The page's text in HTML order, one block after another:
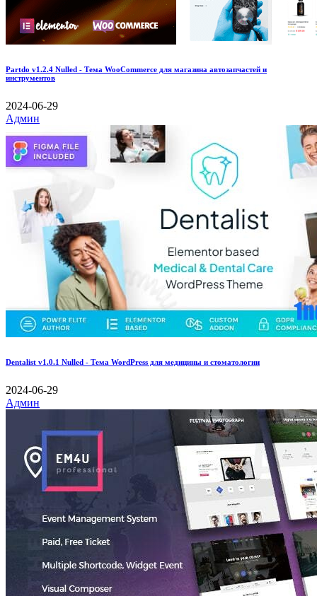
Partdo v1.2.4 Nulled - Тема WooCommerce для магазина автозапчастей и
инструментов
2024-06-29
Админ
Dentalist v1.0.1 Nulled - Тема WordPress для медицины и стоматологии
2024-06-29
Админ